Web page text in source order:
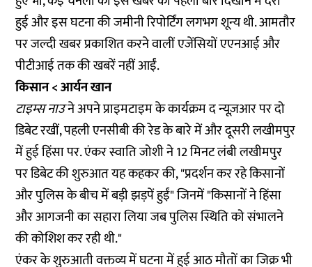
हुई और इस घटना की जमीनी रिपोर्टिंग लगभग शून्य थी. आमतौर
पर जल्दी खबर प्रकाशित करने वालीं एजेंसियों एएनआई और
पीटीआई तक की खबरें नहीं आईं.
किसान < आर्यन खान
टाइम्स नाउने अपने प्राइमटाइम के कार्यक्रम द न्यूज़आर पर दो
डिबेट रखीं, पहली एनसीबी की रेड के बारे में और दूसरी लखीमपुर
में हुई हिंसा पर. एंकर स्वाति जोशी ने 12 मिनट लंबी लखीमपुर
पर डिबेट की शुरुआत यह कहकर की, "प्रदर्शन कर रहे किसानों
और पुलिस के बीच में बड़ी झड़पें हुईं" जिनमें "किसानों ने हिंसा
और आगजनी का सहारा लिया जब पुलिस स्थिति को संभालने
की कोशिश कर रही थी."
एंकर के शुरुआती वक्तव्य में घटना में हुई आठ मौतों का जिक्र भी